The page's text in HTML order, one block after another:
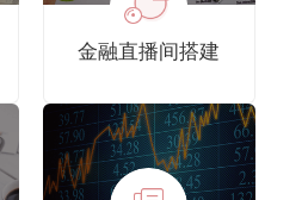
金融直播间搭建